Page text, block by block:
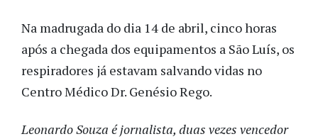
Na madrugada do dia 14 de abril, cinco horas
após a chegada dos equipamentos a São Luís, os
respiradores já estavam salvando vidas no
Centro Médico Dr. Genésio Rego.
Leonardo Souza é jornalista, duas vezes vencedor